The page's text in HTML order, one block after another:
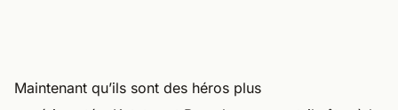
Maintenant qu’ils sont des héros plus